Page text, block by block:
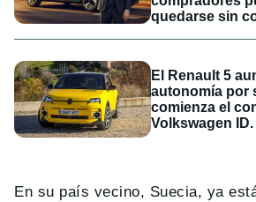
quedarse sin
El Renault 5
autonomía por
comienza el
Volkswagen
En su país vecino, Suecia, ya